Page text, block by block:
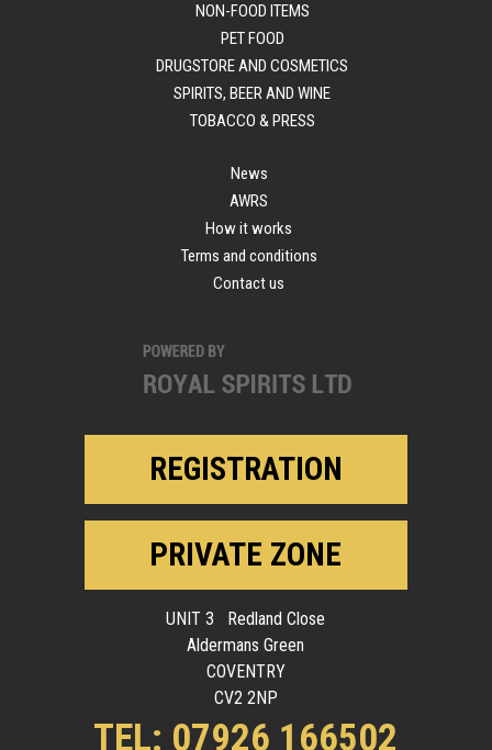
NON-FOOD ITEMS
PET FOOD
DRUGSTORE AND COSMETICS
SPIRITS, BEER AND WINE
TOBACCO & PRESS
News
AWRS
How it works
Terms and conditions
Contact us
REGISTRATION
PRIVATE ZONE
UNIT 3 Redland Close
Aldermans Green
COVENTRY
CV2 2NP
TEL: 07926 166502